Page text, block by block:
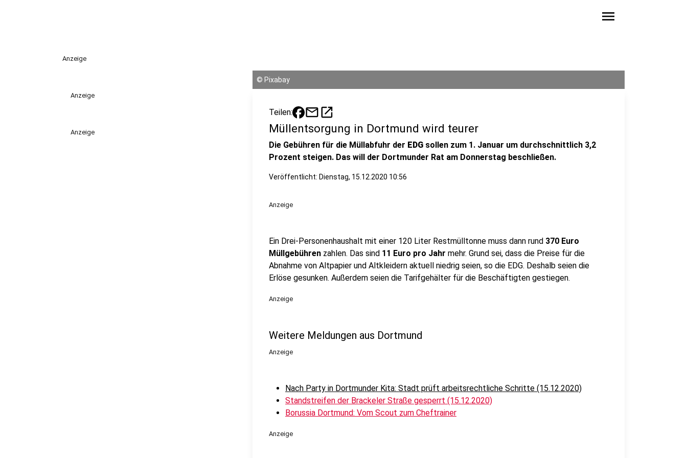
menu
Anzeige
Anzeige
Anzeige
© Pixabay
Teilen: mailopen_in_new
Müllentsorgung in Dortmund wird teurer
Die Gebühren für die Müllabfuhr der EDG sollen zum 1. Januar um durchschnittlich 3,2
Prozent steigen. Das will der Dortmunder Rat am Donnerstag beschließen.
Veröffentlicht: Dienstag, 15.12.2020 10:56
Anzeige
Ein Drei-Personenhaushalt mit einer 120 Liter Restmülltonne muss dann rund 370 Euro
Müllgebühren zahlen. Das sind 11 Euro pro Jahr mehr. Grund sei, dass die Preise für die
Abnahme von Altpapier und Altkleidern aktuell niedrig seien, so die EDG. Deshalb seien die
Erlöse gesunken. Außerdem seien die Tarifgehälter für die Beschäftigten gestiegen.
Anzeige
Weitere Meldungen aus Dortmund
Anzeige
Nach Party in Dortmunder Kita: Stadt prüft arbeitsrechtliche Schritte (15.12.2020)
Standstreifen der Brackeler Straße gesperrt (15.12.2020)
Borussia Dortmund: Vom Scout zum Cheftrainer
Anzeige